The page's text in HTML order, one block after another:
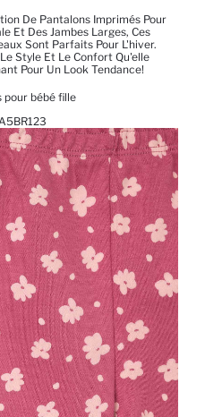
De Pantalons Imprimés Pour
Et Des Jambes Larges, Ces
Sont Parfaits Pour L'hiver.
Style Et Le Confort Qu'elle
Pour Un Look Tendance!
pour bébé fille